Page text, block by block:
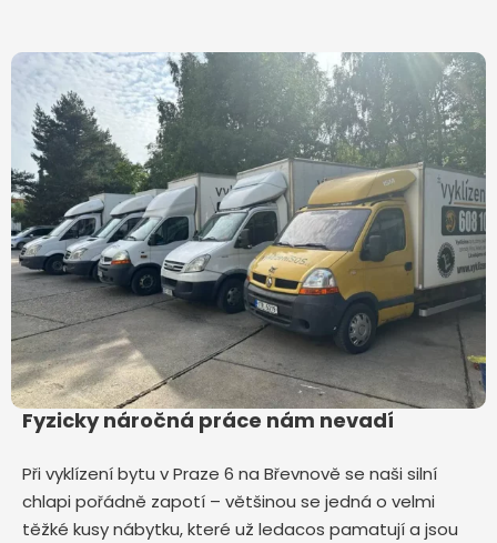
Fyzicky náročná práce nám nevadí
Při vyklízení bytu v Praze 6 na Břevnově se naši silní
chlapi pořádně zapotí – většinou se jedná o velmi
těžké kusy nábytku, které už ledacos pamatují a jsou